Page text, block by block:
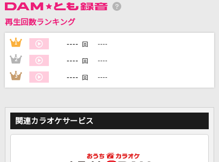
DAMに会員登録・ログインして
自宅でカラオケ歌い放題！
再生回数ランキング
1 ---- 回 ----
2 ---- 回 ----
3 ---- 回 ----
関連カラオケサービス